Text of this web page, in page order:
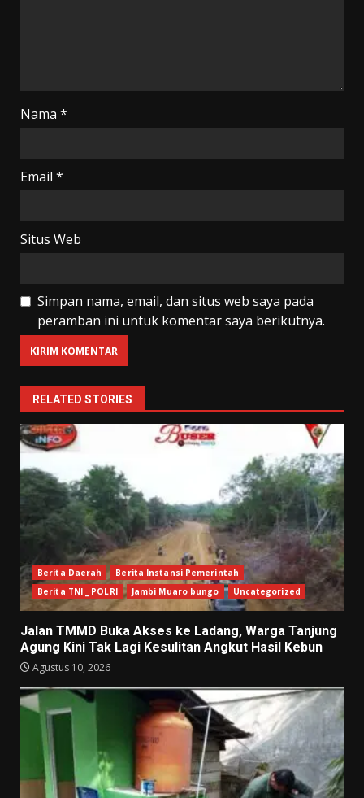
Nama *
Email *
Situs Web
Simpan nama, email, dan situs web saya pada
peramban ini untuk komentar saya berikutnya.
RELATED STORIES
Berita Daerah
Berita Instansi Pemerintah
Berita TNI _ POLRI
Jambi Muaro bungo Uncategorized
Jalan TMMD Buka Akses ke Ladang, Warga Tanjung
Agung Kini Tak Lagi Kesulitan Angkut Hasil Kebun
Agustus 10, 2026